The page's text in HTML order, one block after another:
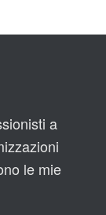
a
le mie